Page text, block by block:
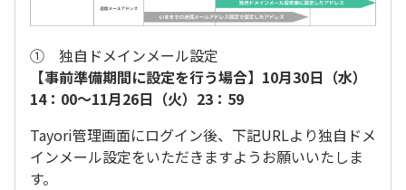
① 独自ドメインメール設定
【事前準備期間に設定を行う場合】10月30日（水）
14：00～11月26日（火）23：59
Tayori管理画面にログイン後、下記URLより独自ドメ
インメール設定をいただきますようお願いいたしま
す。